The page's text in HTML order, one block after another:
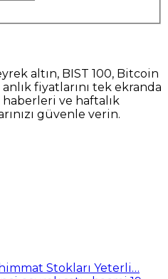
altın, BIST 100, Bitcoin
fiyatlarını tek ekranda
ve haftalık
güvenle verin.
Stokları Yeterli…